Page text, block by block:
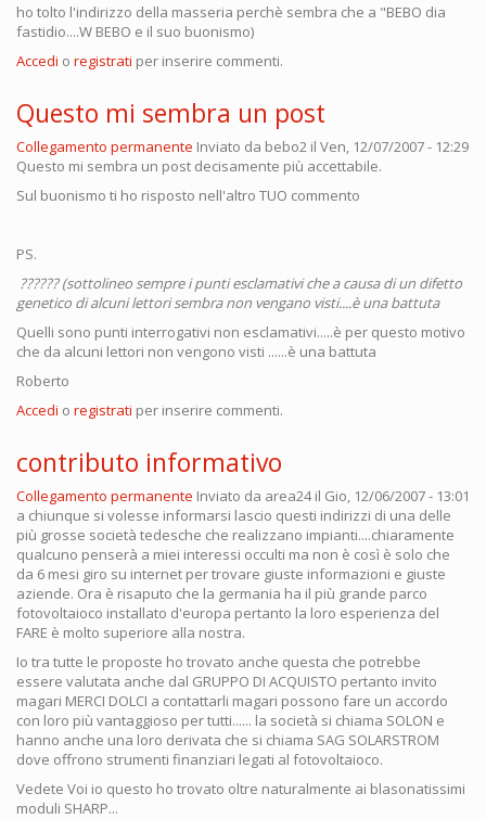
ho tolto l'indirizzo della masseria perchè sembra che a "BEBO dia
fastidio....W BEBO e il suo buonismo)
Accedi o registrati per inserire commenti.
Questo mi sembra un post
Collegamento permanente Inviato da bebo2 il Ven, 12/07/2007 - 12:29
Questo mi sembra un post decisamente più accettabile.
Sul buonismo ti ho risposto nell'altro TUO commento
PS.
?????? (sottolineo sempre i punti esclamativi che a causa di un difetto
genetico di alcuni lettori sembra non vengano visti....è una battuta
Quelli sono punti interrogativi non esclamativi.....è per questo motivo
che da alcuni lettori non vengono visti ......è una battuta
Roberto
Accedi o registrati per inserire commenti.
contributo informativo
Collegamento permanente Inviato da area24il Gio, 12/06/2007 - 13:01
a chiunque si volesse informarsi lascio questi indirizzi di una delle
più grosse società tedesche che realizzano impianti....chiaramente
qualcuno penserà a miei interessi occulti ma non è così è solo che
da 6 mesi giro su internet per trovare giuste informazioni e giuste
aziende. Ora è risaputo che la germania ha il più grande parco
fotovoltaioco installato d'europa pertanto la loro esperienza del
FARE è molto superiore alla nostra.
Io tra tutte le proposte ho trovato anche questa che potrebbe
essere valutata anche dal GRUPPO DI ACQUISTO pertanto invito
magari MERCI DOLCI a contattarli magari possono fare un accordo
con loro più vantaggioso per tutti...... la società si chiama SOLON e
hanno anche una loro derivata che si chiama SAG SOLARSTROM
dove offrono strumenti finanziari legati al fotovoltaioco.
Vedete Voi io questo ho trovato oltre naturalmente ai blasonatissimi
moduli SHARP...